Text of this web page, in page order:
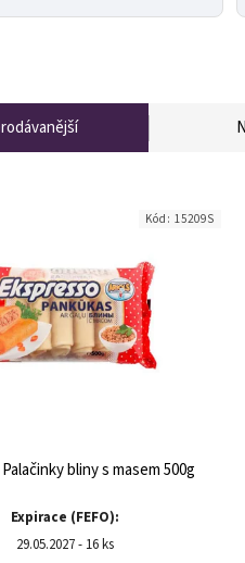
bliny s masem 500g
Expirace (FEFO):
29.05.2027 - 16 ks
Kód: 15209S